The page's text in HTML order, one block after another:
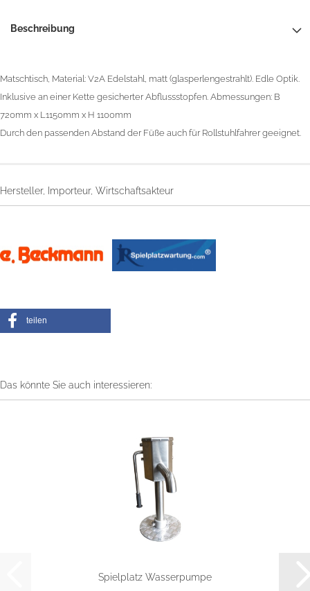
Beschreibung
Matschtisch, Material: V2A Edelstahl, matt (glasperlengestrahlt). Edle Optik.
Inklusive an einer Kette gesicherter Abflussstopfen. Abmessungen: B
720mm x L1150mm x H 1100mm
Durch den passenden Abstand der Füße auch für Rollstuhlfahrer geeignet.
Hersteller, Importeur, Wirtschaftsakteur
teilen
Das könnte Sie auch interessieren:
Spielplatz Wasserpumpe